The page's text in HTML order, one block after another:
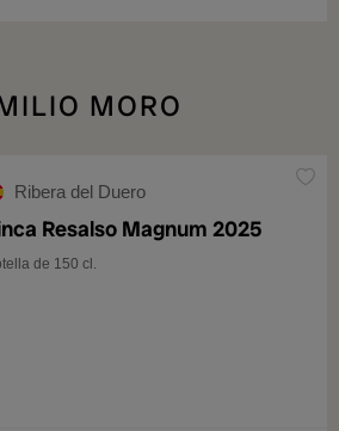
MORO
Ribera del Duero
Resalso Magnum 2025
de 150 cl.